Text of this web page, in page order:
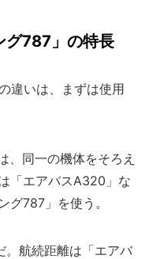
グ787」の特長
違いは、まずは使用
、同一の機体をそろえ
「エアバスA320」な
グ787」を使う。
航続距離は「エアバ